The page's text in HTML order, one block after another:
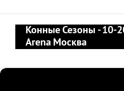
Конные Сезоны - 10-
Arena Москва